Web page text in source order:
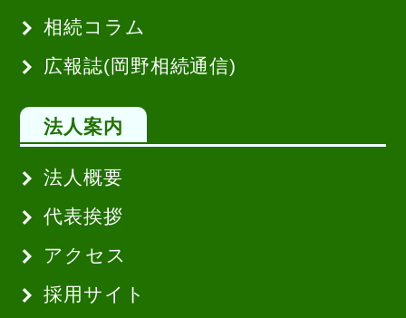
相続コラム
広報誌(岡野相続通信)
法人案内
法人概要
代表挨拶
アクセス
採用サイト